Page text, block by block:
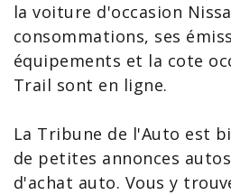
lavoiture d'occasion
consommations, ses
équipements et la cote
Trail sont en ligne.
La Tribune de l'Auto est
de petites annonces autos
d'achat auto. Vous y